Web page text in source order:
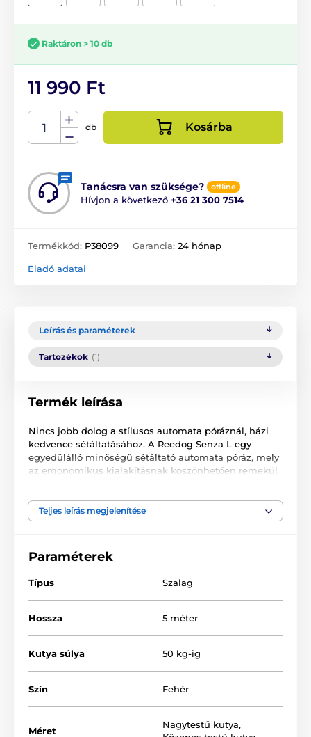
Raktáron > 10 db
11 990 Ft
db Kosárba
Tanácsra van szüksége? offline
Hívjon a következő +36 21 300 7514
Termékkód: P38099 Garancia: 24 hónap
Eladó adatai
Leírás és paraméterek
Tartozékok (1)
Termék leírása
Nincs jobb dolog a stílusos automata póráznál, házi
kedvence sétáltatásához. A Reedog Senza L egy
egyedülálló minőségű sétáltató automata póráz, mely
az ergonomikus kialakításnak köszönhetően remekül
gombnyomással 3 fékezési módot biztosíthat. A cseh
márkájú termék ideális nagytestű kutyák számára, 50
A Reedog Senza Premium
L póráz tulajdonságai
3 fékezési mód
Folyamatos szalag-tekercselés
Extra erős szalag
Teljes leírás megjelenítése
Paraméterek
Típus Szalag
Hossza 5 méter
Kutya súlya 50 kg-ig
Szín Fehér
Méret
Nagytestű kutya,